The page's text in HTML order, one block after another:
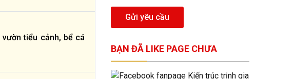
tiểu cảnh, bể cá
Gửi yêu cầu
BẠN ĐÃ LIKE PAGE CHƯA